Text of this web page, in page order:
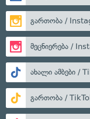
გართობა /
მეცნიერება /
ახალი ამბები /
გართობა /